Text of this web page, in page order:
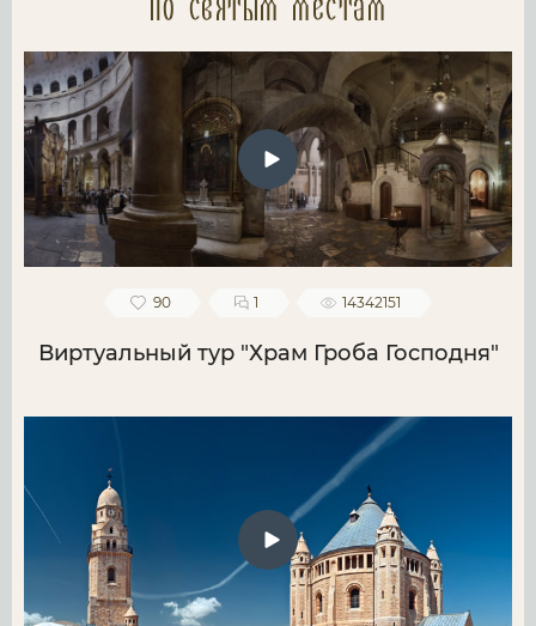
по святым местам
90 1 14342151
Виртуальный тур "Храм Гроба Господня"